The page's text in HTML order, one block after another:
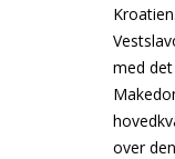
med
over